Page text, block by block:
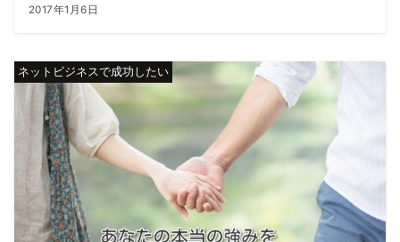
2017年1月6日
ネットビジネスで成功したい